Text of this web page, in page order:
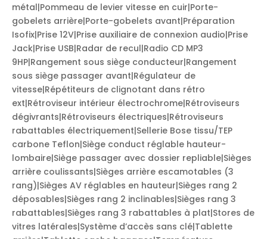
métal|Pommeau de levier vitesse en cuir|Porte-
gobelets arrière|Porte-gobelets avant|Préparation
Isofix|Prise 12V|Prise auxiliaire de connexion audio|Prise
Jack|Prise USB|Radar de recul|Radio CD MP3
9HP|Rangement sous siège conducteur|Rangement
sous siège passager avant|Régulateur de
vitesse|Répétiteurs de clignotant dans rétro
ext|Rétroviseur intérieur électrochrome|Rétroviseurs
dégivrants|Rétroviseurs électriques|Rétroviseurs
rabattables électriquement|Sellerie Bose tissu/TEP
carbone Teflon|Siège conduct réglable hauteur-
lombaire|Siège passager avec dossier repliable|Sièges
arrière coulissants|Sièges arrière escamotables (3
rang)|Sièges AV réglables en hauteur|Sièges rang 2
déposables|Sièges rang 2 inclinables|Sièges rang 3
rabattables|Sièges rang 3 rabattables à plat|Stores de
vitres latérales|Système d’accès sans clé|Tablette